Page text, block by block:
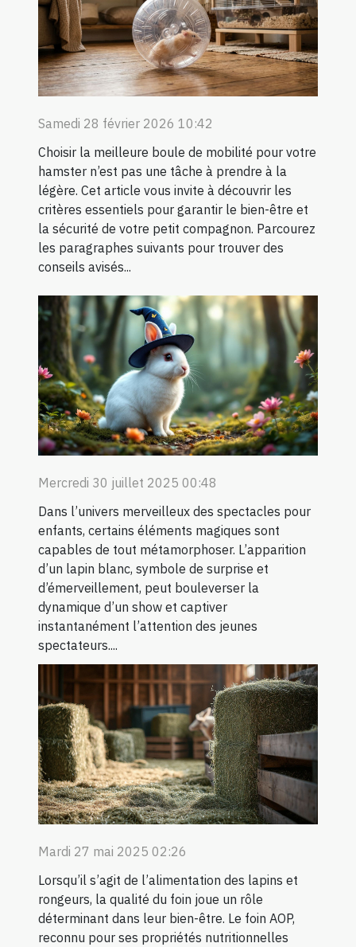
Samedi 28 février 2026 10:42
Choisir la meilleure boule de mobilité pour votre
hamster n’est pas une tâche à prendre à la
légère. Cet article vous invite à découvrir les
critères essentiels pour garantir le bien-être et
la sécurité de votre petit compagnon. Parcourez
les paragraphes suivants pour trouver des
conseils avisés...
Mercredi 30 juillet 2025 00:48
Dans l’univers merveilleux des spectacles pour
enfants, certains éléments magiques sont
capables de tout métamorphoser. L’apparition
d’un lapin blanc, symbole de surprise et
d’émerveillement, peut bouleverser la
dynamique d’un show et captiver
instantanément l’attention des jeunes
spectateurs....
Mardi 27 mai 2025 02:26
Lorsqu’il s’agit de l’alimentation des lapins et
rongeurs, la qualité du foin joue un rôle
déterminant dans leur bien-être. Le foin AOP,
reconnu pour ses propriétés nutritionnelles